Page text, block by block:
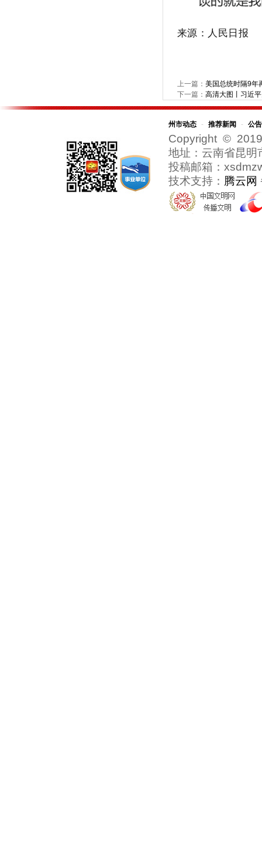
来源：人民日报
上一篇： 美国总统时隔9年
下一篇： 高清大图丨习近
州市动态 - 推荐新闻 - 公
Copyright ©
地址：云南省昆
投稿邮箱：
技术支持： 腾云网